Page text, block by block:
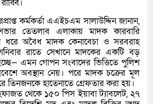
কর্মকর্তা এএইচএম সালাউদ্দিন জানান,
তেতলাব এলাকায় মাদক কারবারি
ধরে অবৈধ মাদক কেনাবেচা ও সরবরাহ
রাতে সেখানে মাদকের একটি বড়
এমন গোপন সংবাদের ভিত্তিতে পুলিশ
অবস্থান নেয়। পরে মাদক চক্রের মূল
তিনজনকে হাতেনাতে গ্রেফতার করা হয়।
থেকে ১৫০ পিস ইয়াবা ট্যাবলেট, ২৭